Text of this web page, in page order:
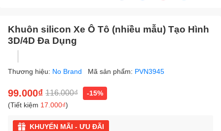
Khuôn silicon Xe Ô Tô (nhiều mẫu) Tạo Hình
3D/4D Đa Dụng
Thương hiệu: No Brand Mã sản phẩm: PVN3945
99.000₫ 116.000₫
-15%
(Tiết kiệm 17.000₫)
KHUYẾN MÃI - ƯU ĐÃI